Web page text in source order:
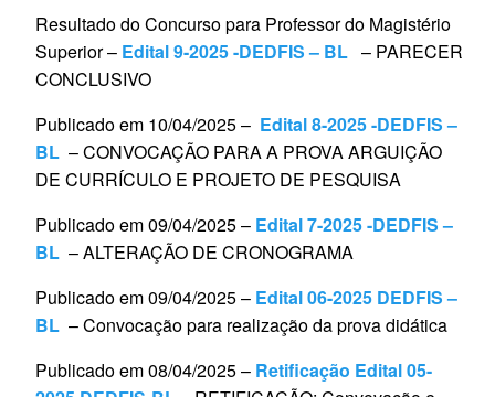
Resultado do Concurso para Professor do Magistério
Superior – Edital 9-2025 -DEDFIS – BL – PARECER
CONCLUSIVO
Publicado em 10/04/2025 – Edital 8-2025 -DEDFIS –
BL – CONVOCAÇÃO PARA A PROVA ARGUIÇÃO
DE CURRÍCULO E PROJETO DE PESQUISA
Publicado em 09/04/2025 – Edital 7-2025 -DEDFIS –
BL – ALTERAÇÃO DE CRONOGRAMA
Publicado em 09/04/2025 – Edital 06-2025 DEDFIS –
BL – Convocação para realização da prova didática
Publicado em 08/04/2025 – Retificação Edital 05-